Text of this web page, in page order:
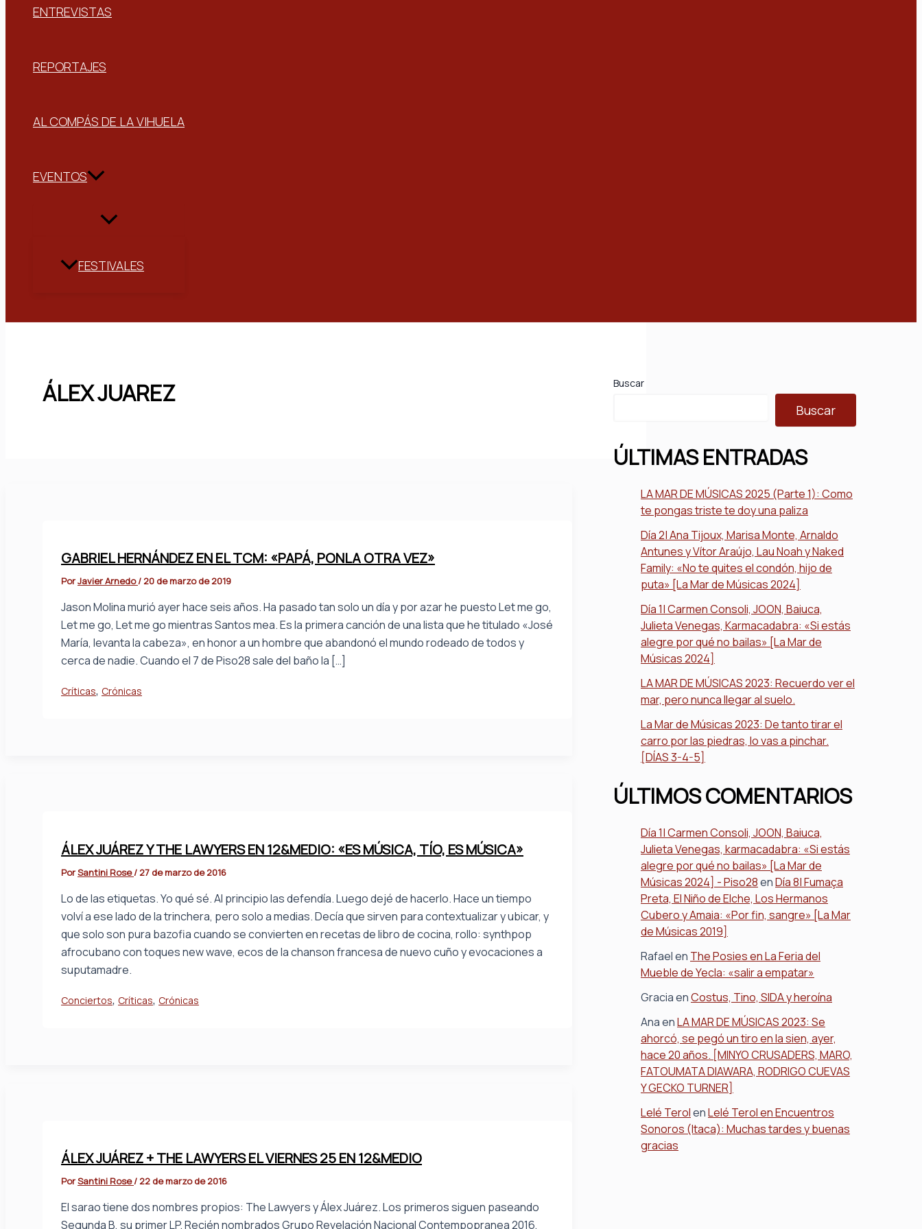
ENTREVISTAS
REPORTAJES
AL COMPÁS DE LA VIHUELA
EVENTOS
FESTIVALES
ÁLEX JUAREZ
GABRIEL HERNÁNDEZ EN EL TCM: «PAPÁ, PONLA OTRA VEZ»
PorJavier Arnedo/ 20 de marzo de 2019
Jason Molina murió ayer hace seis años. Ha pasado tan solo un día y por azar he puesto Let me go,
Let me go, Let me go mientras Santos mea. Es la primera canción de una lista que he titulado «José
María, levanta la cabeza», en honor a un hombre que abandonó el mundo rodeado de todos y
cerca de nadie. Cuando el 7 de Piso28 sale del baño la […]
Críticas, Crónicas
ÁLEX JUÁREZ Y THE LAWYERS EN 12&MEDIO: «ES MÚSICA, TÍO, ES MÚSICA»
PorSantini Rose/ 27 de marzo de 2016
Lo de las etiquetas. Yo qué sé. Al principio las defendía. Luego dejé de hacerlo. Hace un tiempo
volví a ese lado de la trinchera, pero solo a medias. Decía que sirven para contextualizar y ubicar, y
que solo son pura bazofia cuando se convierten en recetas de libro de cocina, rollo: synthpop
afrocubano con toques new wave, ecos de la chanson francesa de nuevo cuño y evocaciones a
suputamadre.
Conciertos, Críticas, Crónicas
ÁLEX JUÁREZ + THE LAWYERS EL VIERNES 25 EN 12&MEDIO
PorSantini Rose/ 22 de marzo de 2016
El sarao tiene dos nombres propios: The Lawyers y Álex Juárez. Los primeros siguen paseando
Segunda B, su primer LP. Recién nombrados Grupo Revelación Nacional Contempopranea 2016,
Buscar
Buscar
ÚLTIMAS ENTRADAS
LA MAR DE MÚSICAS 2025 (Parte 1): Como
te pongas triste te doy una paliza
Día 2| Ana Tijoux, Marisa Monte, Arnaldo
Antunes y Vítor Araújo, Lau Noah y Naked
Family: «No te quites el condón, hijo de
puta» [La Mar de Músicas 2024]
Día 1| Carmen Consoli, JOON, Baiuca,
Julieta Venegas, Karmacadabra: «Si estás
alegre por qué no bailas» [La Mar de
Músicas 2024]
LA MAR DE MÚSICAS 2023: Recuerdo ver el
mar, pero nunca llegar al suelo.
La Mar de Músicas 2023: De tanto tirar el
carro por las piedras, lo vas a pinchar.
[DÍAS 3-4-5]
ÚLTIMOS COMENTARIOS
Día 1| Carmen Consoli, JOON, Baiuca,
Julieta Venegas, karmacadabra: «Si estás
alegre por qué no bailas» [La Mar de
Músicas 2024] - Piso28enDía 8| Fumaça
Preta, El Niño de Elche, Los Hermanos
Cubero y Amaia: «Por fin, sangre» [La Mar
de Músicas 2019]
Rafaelen The Posies en La Feria del
Mueble de Yecla: «salir a empatar»
GraciaenCostus, Tino, SIDA y heroína
AnaenLA MAR DE MÚSICAS 2023: Se
ahorcó, se pegó un tiro en la sien, ayer,
hace 20 años. [MINYO CRUSADERS, MARO,
FATOUMATA DIAWARA, RODRIGO CUEVAS
Y GECKO TURNER]
Lelé TerolenLelé Terol en Encuentros
Sonoros (Itaca): Muchas tardes y buenas
gracias